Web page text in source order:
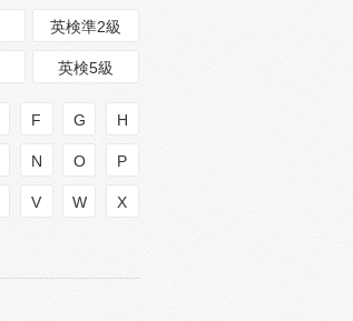
英検準2級
英検5級
F G H
N O P
V W X